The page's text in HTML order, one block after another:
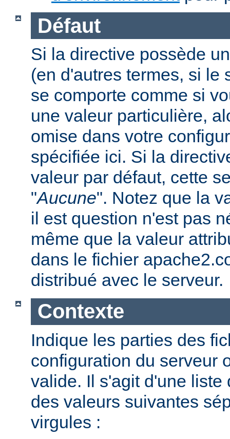
Défaut
Si la directive possède
(en d'autres termes, si le
se comporte comme si
une valeur particulière,
omise dans votre
spécifiée ici. Si la
valeur par défaut, cette
"Aucune". Notez que la
il est question n'est pas
même que la valeur
dans le fichier
distribué avec le serveur.
Contexte
Indique les parties des
configuration du serveur
valide. Il s'agit d'une liste
des valeurs suivantes
virgules :